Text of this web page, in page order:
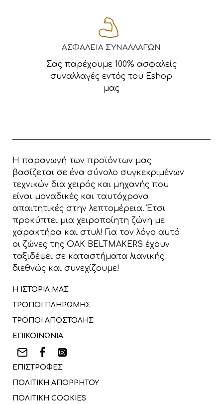
ΑΣΦΑΛΕΙΑ ΣΥΝΑΛΛΑΓΩΝ
Σας παρέχουμε 100% ασφαλείς
συναλλαγές εντός του Eshop
μας
Η παραγωγή των προϊόντων μας
βασίζεται σε ένα σύνολο συγκεκριμένων
τεχνικών δια χειρός και μηχανής που
είναι μοναδικές και ταυτόχρονα
απαιτητικές στην λεπτομέρεια. Έτσι
προκύπτει μια χειροποίητη ζώνη με
χαρακτήρα και στυλ! Για τον λόγο αυτό
οι ζώνες της OAK BELTMAKERS έχουν
ταξιδέψει σε καταστήματα λιανικής
διεθνώς και συνεχίζουμε!
Η ΙΣΤΟΡΙΑ ΜΑΣ
ΤΡΟΠΟΙ ΠΛΗΡΩΜΗΣ
ΤΡΟΠΟΙ ΑΠΟΣΤΟΛΗΣ
ΕΠΙΚΟΙΝΩΝΙΑ
ΕΠΙΣΤΡΟΦΕΣ
ΠΟΛΙΤΙΚΗ ΑΠΟΡΡΗΤΟΥ
ΠΟΛΙΤΙΚΗ COOKIES